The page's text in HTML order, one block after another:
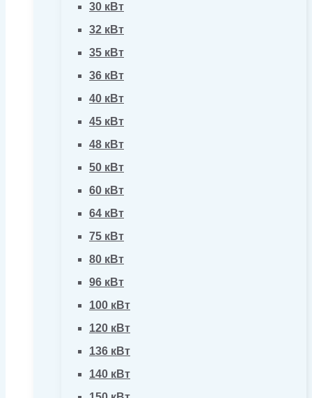
30 кВт
32 кВт
35 кВт
36 кВт
40 кВт
45 кВт
48 кВт
50 кВт
60 кВт
64 кВт
75 кВт
80 кВт
96 кВт
100 кВт
120 кВт
136 кВт
140 кВт